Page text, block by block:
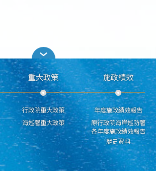
重大政策
行政院重大政策
海巡署重大政策
施政績效
年度施政績效報告
原行政院海岸巡防署
各年度施政績效報告
歷史資料